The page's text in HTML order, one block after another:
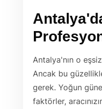
Antalya'nın o
Ancak bu
gerek. Yoğun
faktörler,